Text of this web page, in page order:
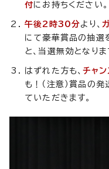
付にお持ちください。
午後2時30分より、
にて豪華賞品の抽選
と、当選無効となり
はずれた方も、チャ
も！（注意）賞品の
ていただきます。